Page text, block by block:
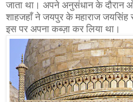
जाता था। अपने अनुसंधान के दौरान
शाहजहाँ ने जयपुर के महाराज
इस पर अपना कब्ज़ा कर लिया था।